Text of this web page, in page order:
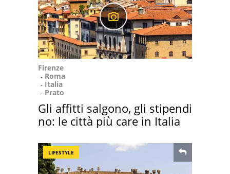
Firenze
Roma
Italia
Prato
Gli affitti salgono, gli stipendi
no: le città più care in Italia
LIFESTYLE